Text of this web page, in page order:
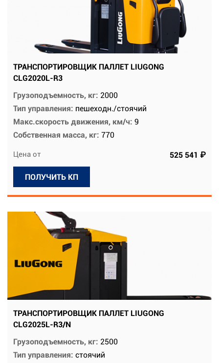
ТРАНСПОРТИРОВЩИК ПАЛЛЕТ LIUGONG
CLG2020L-R3
Грузоподъемность, кг: 2000
Тип управления: пешеходн./стоячий
Макс.скорость движения, км/ч: 9
Собственная масса, кг: 770
Цена от 525 541 ₽
ПОЛУЧИТЬ КП
ТРАНСПОРТИРОВЩИК ПАЛЛЕТ LIUGONG
CLG2025L-R3/N
Грузоподъемность, кг: 2500
Тип управления: стоячий